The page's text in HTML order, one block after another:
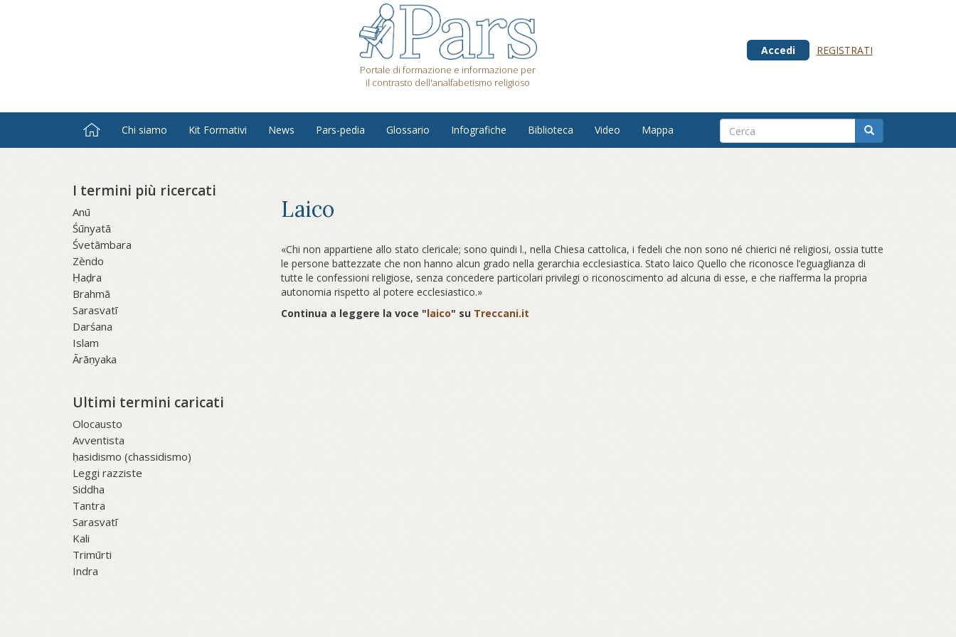
Portale di formazione e informazione per
il contrasto dell'analfabetismo religioso
Accedi REGISTRATI
Chi siamo Kit Formativi News Pars-pedia Glossario Infografiche Biblioteca Video Mappa
I termini più ricercati
Anū
Śūnyatā
Śvetāmbara
Zèndo
Ḥaḍra
Brahmā
Sarasvatī
Darśana
Islam
Ārāṇyaka
Ultimi termini caricati
Olocausto
Avventista
ḥasidismo (chassidismo)
Leggi razziste
Siddha
Tantra
Sarasvatī
Kali
Trimūrti
Indra
Laico
«Chi non appartiene allo stato clericale; sono quindi l., nella Chiesa cattolica, i fedeli che non sono né chierici né religiosi, ossia tutte
le persone battezzate che non hanno alcun grado nella gerarchia ecclesiastica. Stato laico Quello che riconosce l’eguaglianza di
tutte le confessioni religiose, senza concedere particolari privilegi o riconoscimento ad alcuna di esse, e che riafferma la propria
autonomia rispetto al potere ecclesiastico.»
Continua a leggere la voce "laico" su Treccani.it